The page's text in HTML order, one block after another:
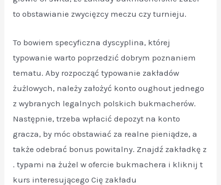
to obstawianie zwycięzcy meczu czy turnieju.
To bowiem specyficzna dyscyplina, której
typowanie warto poprzedzić dobrym poznaniem
tematu. Aby rozpocząć typowanie zakładów
żużlowych, należy założyć konto oughout jednego
z wybranych legalnych polskich bukmacherów.
Następnie, trzeba wpłacić depozyt na konto
gracza, by móc obstawiać za realne pieniądze, a
także odebrać bonus powitalny. Znajdź zakładkę z
. typami na żużel w ofercie bukmachera i kliknij t
kurs interesującego Cię zakładu